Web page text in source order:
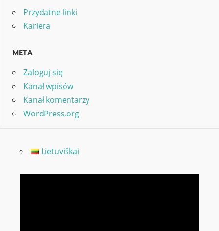
Przydatne linki
Kariera
META
Zaloguj się
Kanał wpisów
Kanał komentarzy
WordPress.org
Lietuviškai